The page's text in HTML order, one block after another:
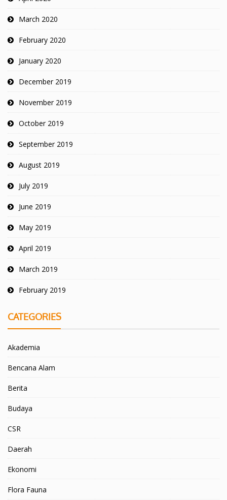
March 2020
February 2020
January 2020
December 2019
November 2019
October 2019
September 2019
August 2019
July 2019
June 2019
May 2019
April 2019
March 2019
February 2019
CATEGORIES
Akademia
Bencana Alam
Berita
Budaya
CSR
Daerah
Ekonomi
Flora Fauna